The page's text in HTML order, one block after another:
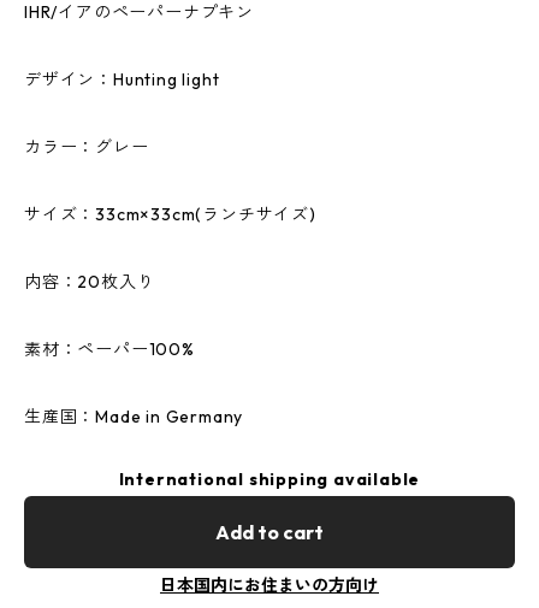
IHR/イアのペーパーナプキン
デザイン：Hunting light
カラー：グレー
サイズ：33cm×33cm(ランチサイズ)
内容：20枚入り
素材：ペーパー100%
生産国：Made in Germany
International shipping available
Add to cart
日本国内にお住まいの方向け